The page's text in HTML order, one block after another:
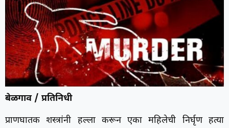
बेळगाव / प्रतिनिधी
प्राणघातक शस्त्रांनी हल्ला करून एका महिलेची निर्घृण हत्या